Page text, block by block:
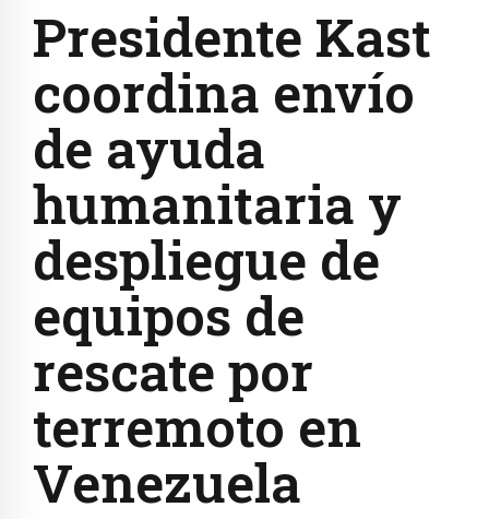
Presidente Kast
coordina envío
de ayuda
humanitaria y
despliegue de
equipos de
rescate por
terremoto en
Venezuela